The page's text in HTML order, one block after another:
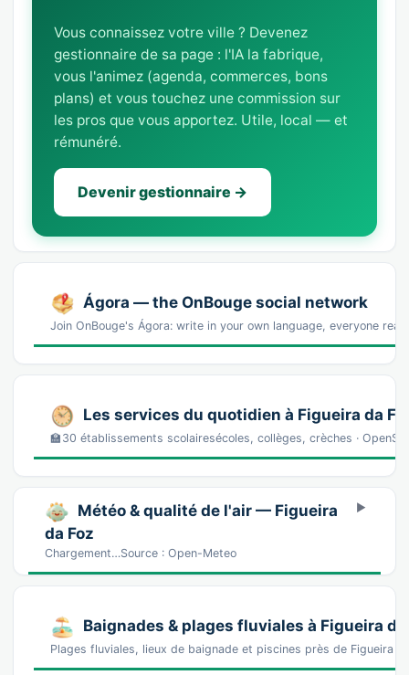
Vous connaissez votre ville ? Devenez
gestionnaire de sa page : l'IA la fabrique,
vous l'animez (agenda, commerces, bons
plans) et vous touchez une commission sur
les pros que vous apportez. Utile, local — et
rémunéré.
Devenir gestionnaire →
Ágora — the OnBouge social network
Join OnBouge's Ágora: write in your own language, everyone
Les services du quotidien à Figueira da
🏫30 établissements scolairesécoles, collèges, crèches ·
Météo & qualité de l'air — Figueira
da Foz
Chargement…Source : Open-Meteo
Baignades & plages fluviales à Figueira da
Plages fluviales, lieux de baignade et piscines près de Figueira